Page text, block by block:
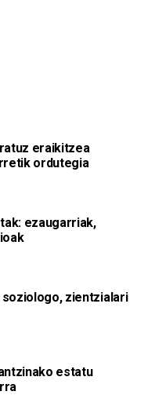
eraikitzea
ordutegia
ezaugarriak,
zientzialari
estatu